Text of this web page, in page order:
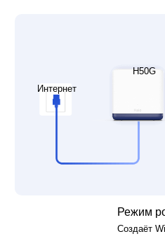
Интернет
H50G
Режим
Создаёт